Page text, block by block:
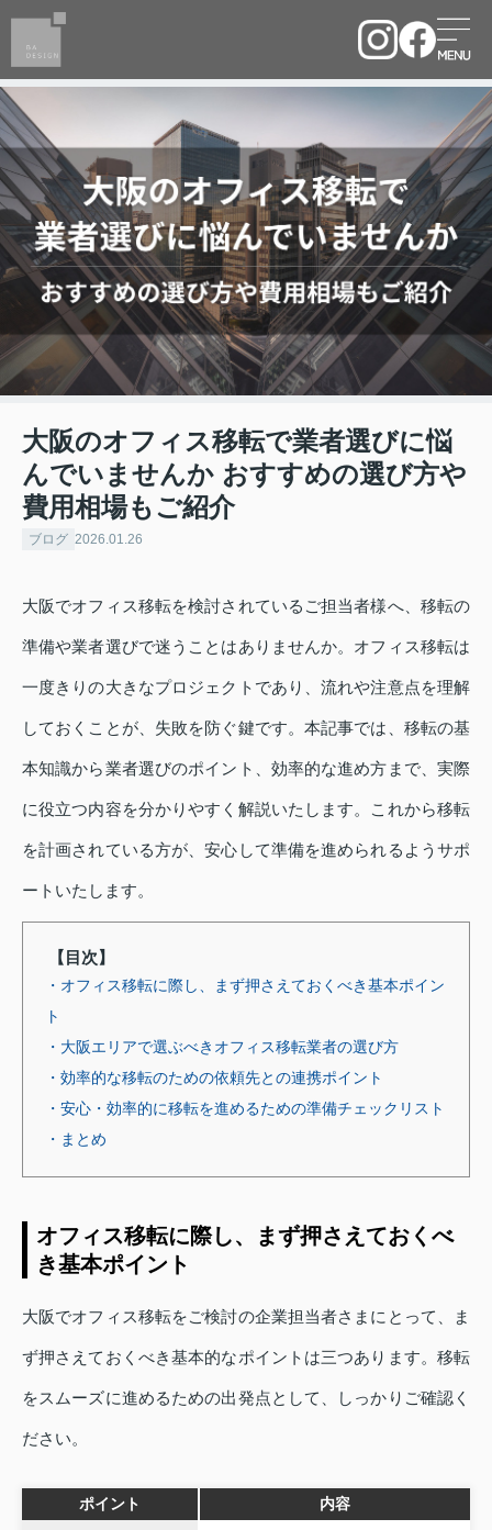
大阪のオフィス移転で業者選びに悩
んでいませんか おすすめの選び方や
費用相場もご紹介
ブログ 2026.01.26
大阪でオフィス移転を検討されているご担当者様へ、移転の
準備や業者選びで迷うことはありませんか。オフィス移転は
一度きりの大きなプロジェクトであり、流れや注意点を理解
しておくことが、失敗を防ぐ鍵です。本記事では、移転の基
本知識から業者選びのポイント、効率的な進め方まで、実際
に役立つ内容を分かりやすく解説いたします。これから移転
を計画されている方が、安心して準備を進められるようサポ
ートいたします。
【目次】
・オフィス移転に際し、まず押さえておくべき基本ポイン
ト
・大阪エリアで選ぶべきオフィス移転業者の選び方
・効率的な移転のための依頼先との連携ポイント
・安心・効率的に移転を進めるための準備チェックリスト
・まとめ
オフィス移転に際し、まず押さえておくべ
き基本ポイント
大阪でオフィス移転をご検討の企業担当者さまにとって、ま
ず押さえておくべき基本的なポイントは三つあります。移転
をスムーズに進めるための出発点として、しっかりご確認く
ださい。
ポイント 内容